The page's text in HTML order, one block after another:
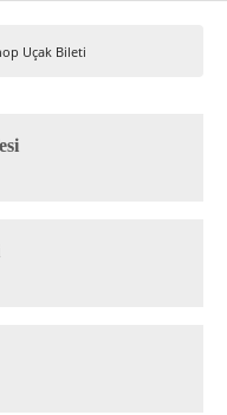
Uçak Bileti